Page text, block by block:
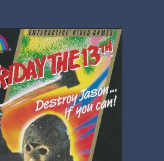
[PS5] PLAYSTATION 5 2025